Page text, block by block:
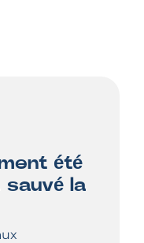
été
la